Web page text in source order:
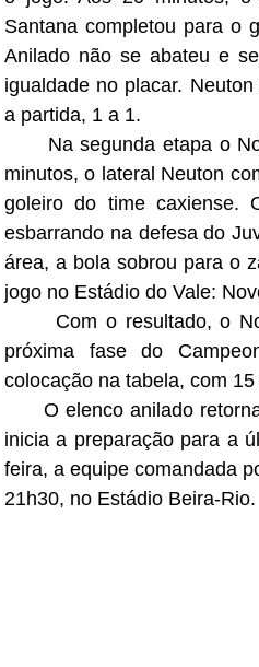
Santana completou para o
Anilado não se abateu e
igualdade no placar.
a partida, 1 a 1.
minutos, o lateral Neuton
goleiro do time caxiense.
esbarrando na defesa do
área, a bola sobrou para o
jogo no Estádio do Vale:
próxima fase do
colocação na tabela, com
inicia a preparação para a
feira, a equipe comandada
21h30, no Estádio Beira-